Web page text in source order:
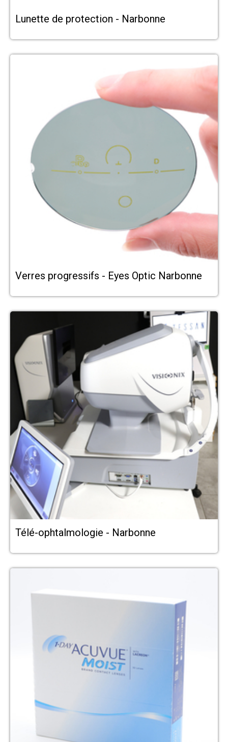
Lunette de protection - Narbonne
Verres progressifs - Eyes Optic Narbonne
Télé-ophtalmologie - Narbonne